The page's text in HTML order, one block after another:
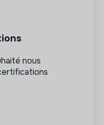
nous